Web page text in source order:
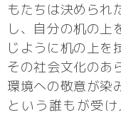
もたちは決められ
し、自分の机の上
じように机の上を
その社会文化のあ
環境への敬意が染
という誰もが受